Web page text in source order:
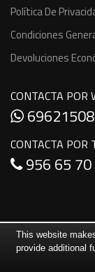
Política De
Condiciones
Devoluciones
CONTACTA POR
CONTACTA POR
956 65 70
This website
provide additional